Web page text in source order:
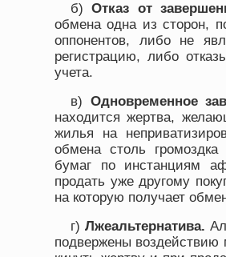
б)Отказ от
обмена одна из сторон,
оппонентов, либо не
регистрацию, либо
учета.
в) Одновременное
находится жертва,
жилья на
обмена столь
бумаг по инстанциям
продать уже другому
на которую получает
г)Лжеальтернатива.
подвержены